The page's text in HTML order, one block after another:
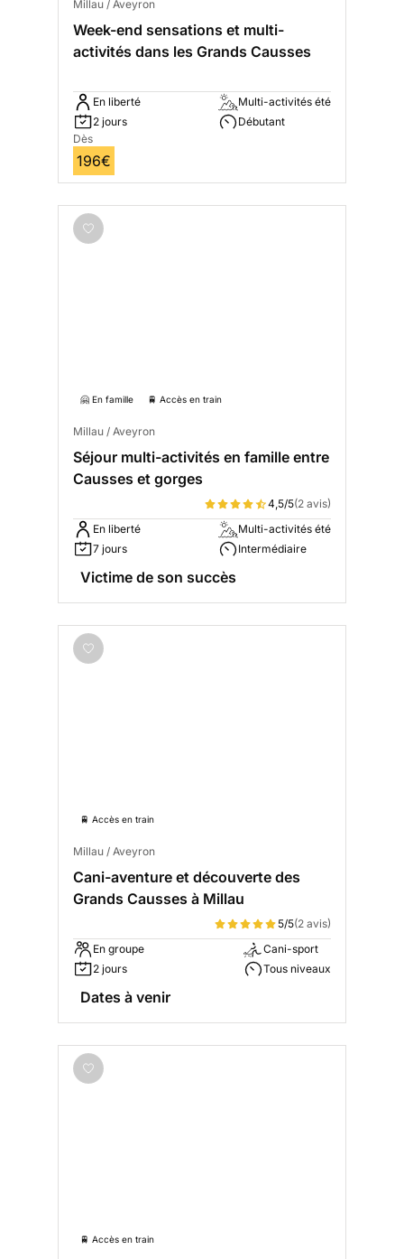
Millau / Aveyron
Week-end sensations et multi-
activités dans les Grands Causses
En liberté
2 jours
Multi-activités été
Débutant
Dès
196€
🤗 En famille 🚆 Accès en train
Millau / Aveyron
Séjour multi-activités en famille entre
Causses et gorges
4,5/5(2 avis)
En liberté
7 jours
Multi-activités été
Intermédiaire
Victime de son succès
🚆 Accès en train
Millau / Aveyron
Cani-aventure et découverte des
Grands Causses à Millau
5/5(2 avis)
En groupe
2 jours
Cani-sport
Tous niveaux
Dates à venir
🚆 Accès en train